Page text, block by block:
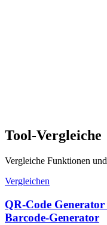
Tool-Vergleiche
Vergleiche Funktionen
Vergleichen
QR-Code
Barcode-Generator